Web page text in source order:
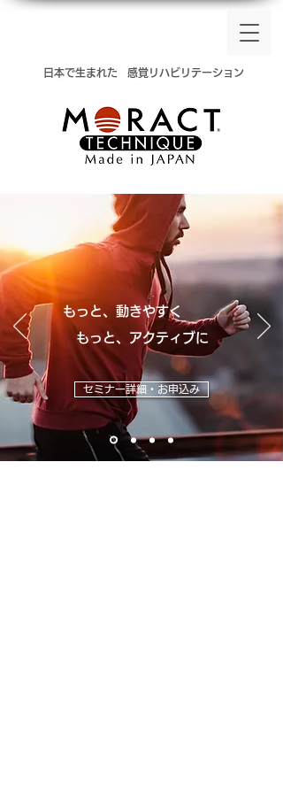
感覚リハビリテーション
​日本で生まれた
もっと、動きやすく
​ もっと、アクティブに
セミナー詳細・お申込み